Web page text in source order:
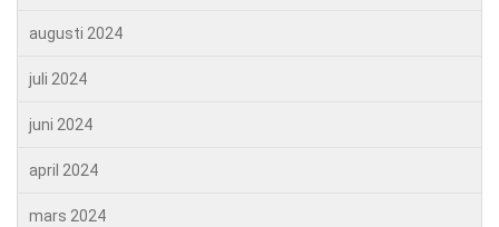
augusti 2024
juli 2024
juni 2024
april 2024
mars 2024